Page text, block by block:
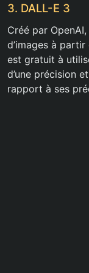
3. DALL-E 3
Créé par
d’images à
est gratuit à
d’une précision
rapport à ses